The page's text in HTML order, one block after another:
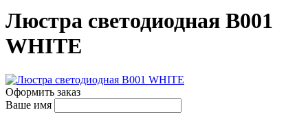
Люстра светодиодная B001
WHITE
Оформить заказ
Ваше имя